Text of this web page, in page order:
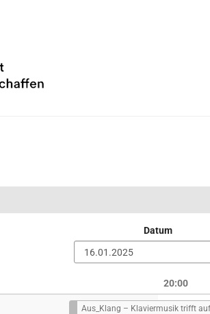
Datum
20:00
Aus_Klang – Klaviermusik trifft